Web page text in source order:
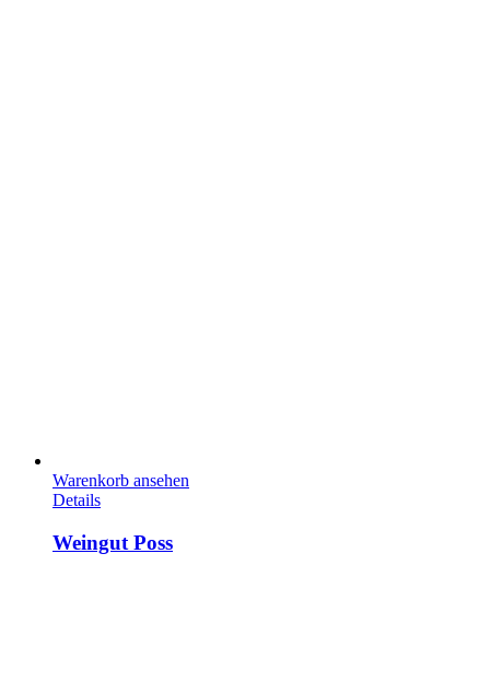
Warenkorb ansehen
Details
Weingut Poss